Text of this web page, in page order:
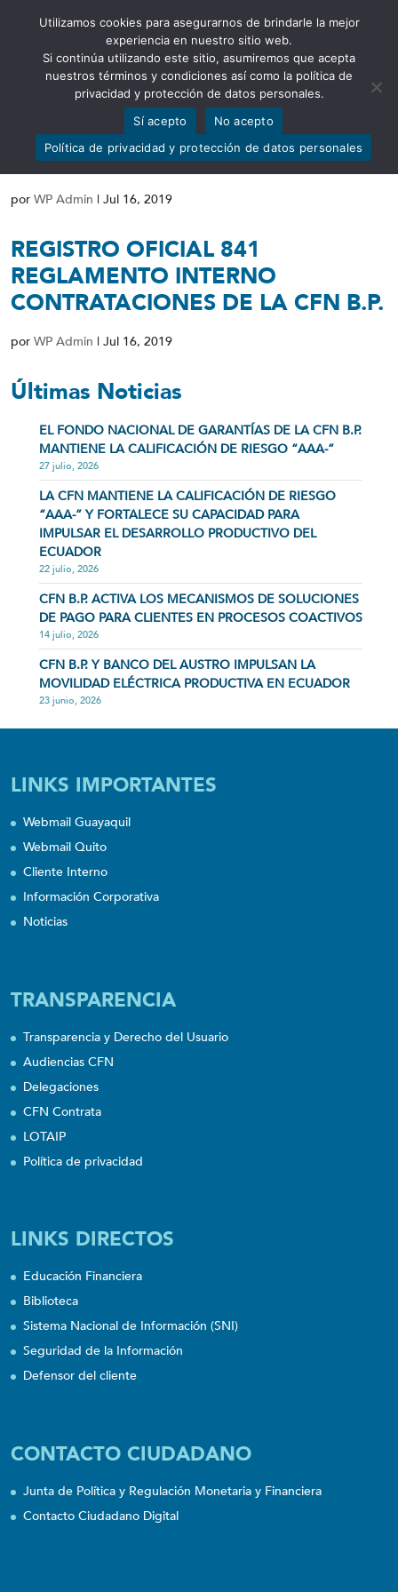
Abrir barra de herramientas
DELEGACIÓN DE LA MÁXIMA
AUTORIDAD
por WP Admin | Jul 16, 2019
REGISTRO OFICIAL 841
REGLAMENTO INTERNO
CONTRATACIONES DE LA CFN B.P.
por WP Admin | Jul 16, 2019
Últimas Noticias
EL FONDO NACIONAL DE GARANTÍAS DE LA CFN B.P.
MANTIENE LA CALIFICACIÓN DE RIESGO “AAA-”
27 julio, 2026
LA CFN MANTIENE LA CALIFICACIÓN DE RIESGO
“AAA-” Y FORTALECE SU CAPACIDAD PARA
IMPULSAR EL DESARROLLO PRODUCTIVO DEL
ECUADOR
22 julio, 2026
CFN B.P. ACTIVA LOS MECANISMOS DE SOLUCIONES
DE PAGO PARA CLIENTES EN PROCESOS COACTIVOS
14 julio, 2026
CFN B.P. Y BANCO DEL AUSTRO IMPULSAN LA
MOVILIDAD ELÉCTRICA PRODUCTIVA EN ECUADOR
23 junio, 2026
LINKS IMPORTANTES
Webmail Guayaquil
Webmail Quito
Cliente Interno
Información Corporativa
Noticias
TRANSPARENCIA
Transparencia y Derecho del Usuario
Audiencias CFN
Delegaciones
CFN Contrata
LOTAIP
Política de privacidad
LINKS DIRECTOS
Educación Financiera
Biblioteca
Sistema Nacional de Información (SNI)
Seguridad de la Información
Defensor del cliente
CONTACTO CIUDADANO
Junta de Política y Regulación Monetaria y Financiera
Contacto Ciudadano Digital
Utilizamos cookies para asegurarnos de brindarle la mejor
experiencia en nuestro sitio web.
Si continúa utilizando este sitio, asumiremos que acepta
nuestros términos y condiciones así como la política de
privacidad y protección de datos personales.
Sí acepto
No acepto
Política de privacidad y protección de datos personales